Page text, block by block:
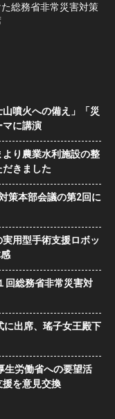
総務省非常災害対策
噴火への備え」「災
マに講演
り農業水利施設の整
きました
策本部会議の第2回に
用型手術支援ロボッ
回総務省非常災害対
に出席、瑤子女王殿下
生労働省への要望活
を意見交換